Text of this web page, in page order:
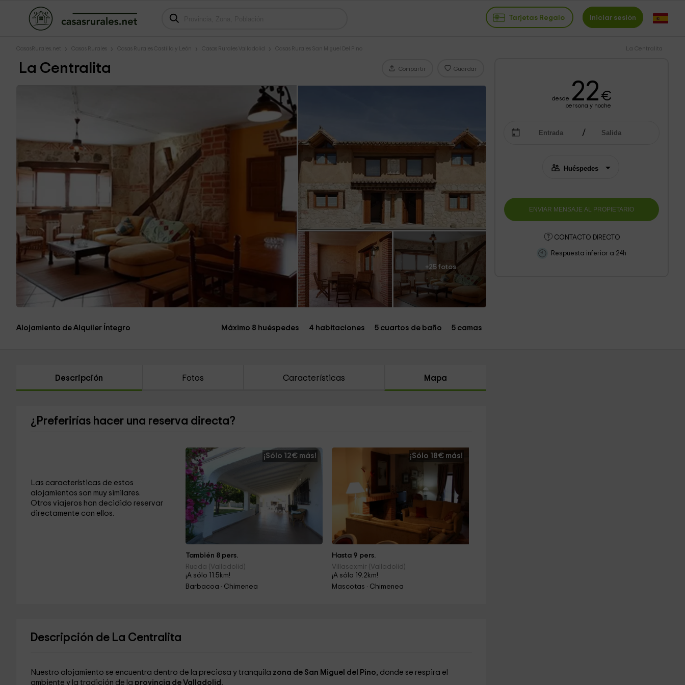
Tarjetas Regalo Iniciar sesión
CasasRurales.net Casas Rurales Casas Rurales Castilla y León Casas Rurales Valladolid Casas Rurales San Miguel Del Pino La Centralita
La Centralita Compartir Guardar
+25 fotos
desde 22€
persona y noche
CONTACTO DIRECTO
Respuesta inferior a 24h
Alojamiento de Alquiler Íntegro Máximo 8 huéspedes 4 habitaciones 5 cuartos de baño 5 camas
Descripción Fotos Características Mapa
¿Preferirías hacer una reserva directa?
Las características de estos
alojamientos son muy similares.
Otros viajeros han decidido reservar
directamente con ellos.
¡Sólo 12€ más!
También 8 pers.
Rueda (Valladolid)
¡A sólo 11.5km!
Barbacoa · Chimenea
¡Sólo 18€ más!
Hasta 9 pers.
Villasexmir (Valladolid)
¡A sólo 19.2km!
Mascotas · Chimenea
Descripción de La Centralita
Nuestro alojamiento se encuentra dentro de la preciosa y tranquila zona de San Miguel del Pino, donde se respira el
ambiente y la tradición de la provincia de Valladolid.